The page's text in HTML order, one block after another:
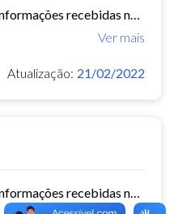
Ver mais
Atualização: 21/02/2022